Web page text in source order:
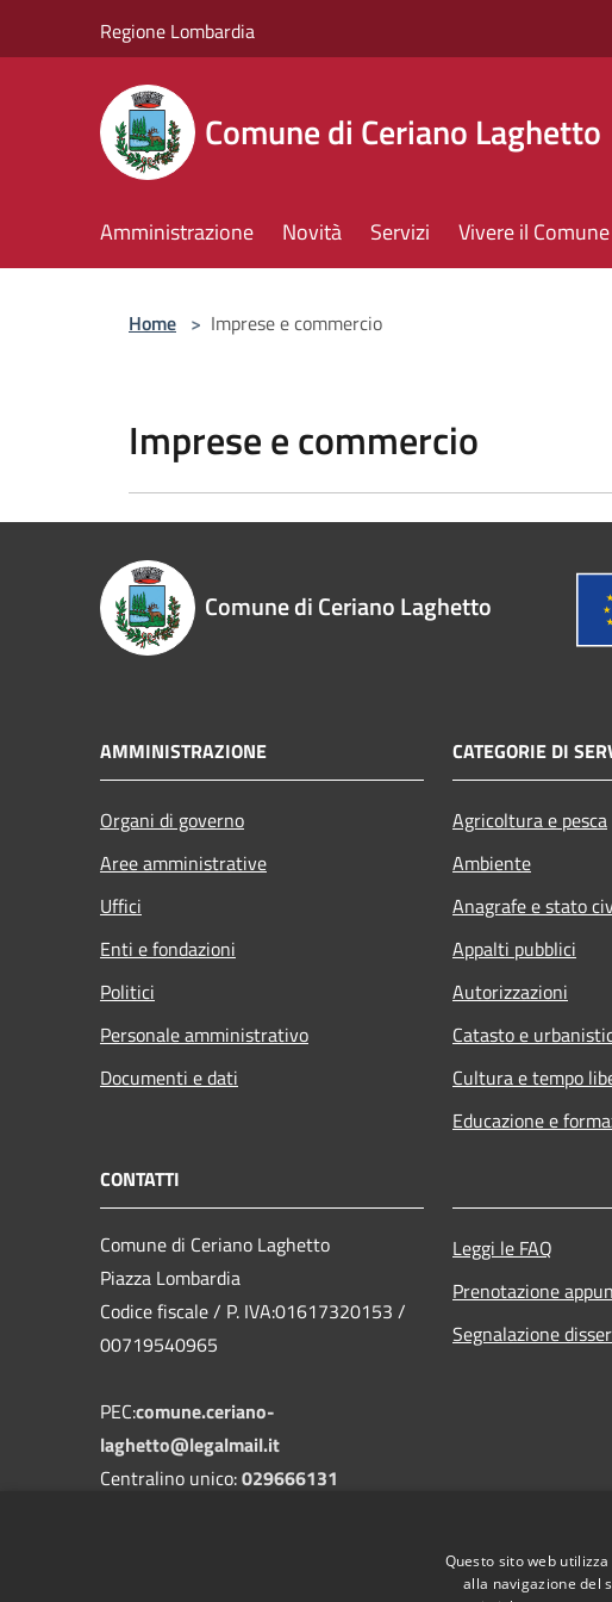
Regione Lombardia
Comune di Ceriano Laghetto
Amministrazione Novità Servizi Vivere il Comune
Home > Imprese e commercio
Imprese e commercio
Comune di Ceriano Laghetto
AMMINISTRAZIONE
Organi di governo
Aree amministrative
Uffici
Enti e fondazioni
Politici
Personale amministrativo
Documenti e dati
CATEGORIE DI
Agricoltura e pesca
Ambiente
Anagrafe e stato
Appalti pubblici
Autorizzazioni
Catasto e
Cultura e tempo
Educazione e
CONTATTI
Comune di Ceriano Laghetto
Piazza Lombardia
Codice fiscale / P. IVA:01617320153 /
00719540965
PEC:comune.ceriano-
laghetto@legalmail.it
Centralino unico:029666131
Leggi le FAQ
Prenotazione
Segnalazione
Questo sito web
alla navigazione del